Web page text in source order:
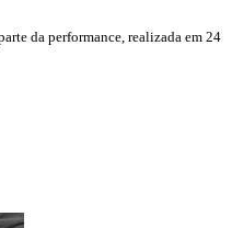
da performance, realizada em 24